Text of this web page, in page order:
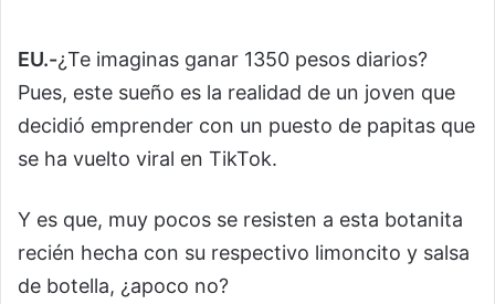
EU.-¿Te imaginas ganar 1350 pesos diarios?
Pues, este sueño es la realidad de un joven que
decidió emprender con un puesto de papitas que
se ha vuelto viral en TikTok.
Y es que, muy pocos se resisten a esta botanita
recién hecha con su respectivo limoncito y salsa
de botella, ¿apoco no?